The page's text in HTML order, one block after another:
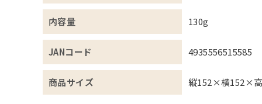
内容量 130g
JANコード 4935556515585
商品サイズ 縦152×横152×